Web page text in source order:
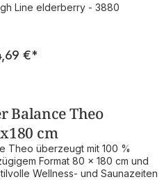
Line elderberry - 3880
Regulärer Preis:
€*
Balance Theo
cm
Theo überzeugt mit 100 %
Format 80 × 180 cm und
Wellness‑ und Saunazeiten